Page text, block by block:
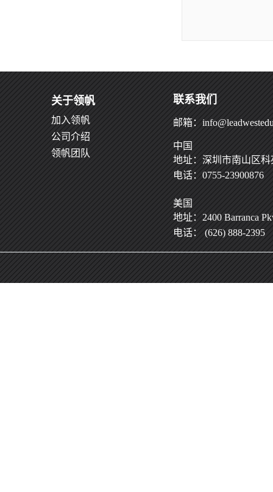
关于领帆
加入领帆
公司介绍
领帆团队
联系我们
邮箱：
中国
地址：深圳市南山区科
电话：0755-23900876
美国
地址：2400 Barranca
电话： (626) 888-2395